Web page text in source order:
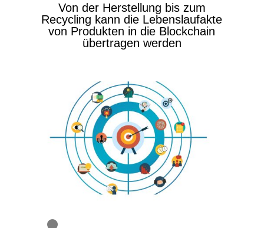
Von der Herstellung bis zum
Recycling kann die Lebenslaufakte
von Produkten in die Blockchain
übertragen werden